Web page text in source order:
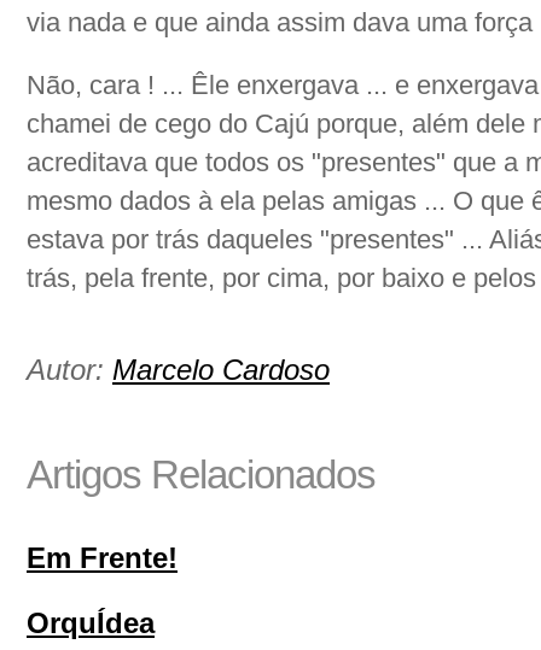
via nada e que ainda assim dava uma força
Não, cara ! ... Êle enxergava ... e
chamei de cego do Cajú porque, além dele
acreditava que todos os "presentes" que a
mesmo dados à ela pelas amigas ... O que
estava por trás daqueles "presentes" ...
trás, pela frente, por cima, por baixo e
Autor: Marcelo Cardoso
Artigos Relacionados
Em Frente!
OrquÍdea